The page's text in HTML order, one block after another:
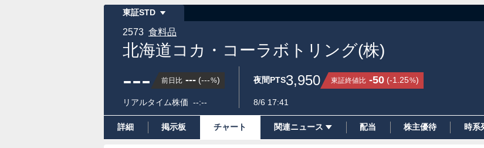
東証STD
北海道コカ・コーラボトリング(株)
2573 食料品
--- 前日比 --- (---%)
リアルタイム株価 --:--
夜間PTS3,950 東証終値比 -50 (-1.25%)
8/6 17:41
詳細 掲示板 チャート 関連ニュース 配当 株主優待 時系